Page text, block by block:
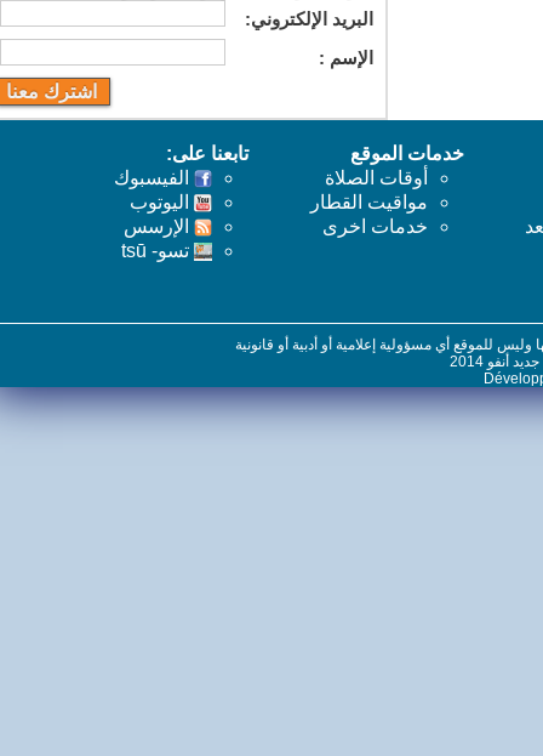
البريد اﻹلكتروني:
اﻹسم :
خدمات الموقع
أوقات الصلاة
مواقيت القطار
خدمات اخرى
تابعنا على:
الفيسبوك
اليوتوب
اﻹرسس
تسو- tsū
للموقع أي مسؤولية إعلامية أو أدبية أو قانونية
2014